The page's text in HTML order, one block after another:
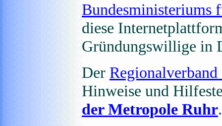
Bundesministeriums
diese
Gründungswillige in
Der
Hinweise und
der Metropole Ruhr.